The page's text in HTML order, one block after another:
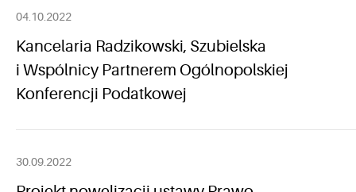
04.10.2022
Kancelaria Radzikowski, Szubielska
i Wspólnicy Partnerem Ogólnopolskiej
Konferencji Podatkowej
30.09.2022